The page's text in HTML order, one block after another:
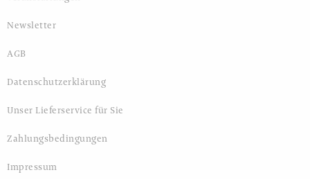
Newsletter
AGB
Datenschutzerklärung
Unser Lieferservice für Sie
Zahlungsbedingungen
Impressum